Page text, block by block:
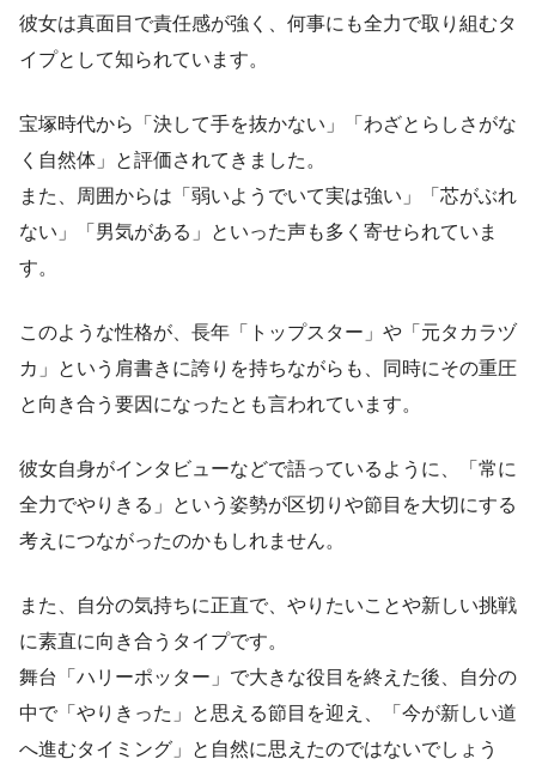
彼女は真面目で責任感が強く、何事にも全力で取り組むタ
イプとして知られています。
宝塚時代から「決して手を抜かない」「わざとらしさがな
く自然体」と評価されてきました。
また、周囲からは「弱いようでいて実は強い」「芯がぶれ
ない」「男気がある」といった声も多く寄せられていま
す。
このような性格が、長年「トップスター」や「元タカラヅ
カ」という肩書きに誇りを持ちながらも、同時にその重圧
と向き合う要因になったとも言われています。
彼女自身がインタビューなどで語っているように、「常に
全力でやりきる」という姿勢が区切りや節目を大切にする
考えにつながったのかもしれません。
また、自分の気持ちに正直で、やりたいことや新しい挑戦
に素直に向き合うタイプです。
舞台「ハリーポッター」で大きな役目を終えた後、自分の
中で「やりきった」と思える節目を迎え、「今が新しい道
へ進むタイミング」と自然に思えたのではないでしょう